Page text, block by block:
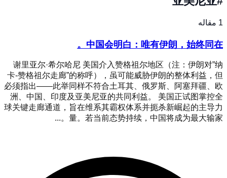
1 مقاله
中国会明白：唯有伊朗，始终同在。
谢里亚尔·希尔哈尼 美国介入赞格祖尔地区（注：伊朗对”纳
卡-赞格祖尔走廊”的称呼），虽可能威胁伊朗的整体利益，但
必须指出——此举同样不符合土耳其、俄罗斯、阿塞拜疆、欧
洲、中国、印度及亚美尼亚的共同利益。 美国正试图掌控全
球关键走廊通道，旨在维系其霸权体系并扼杀新崛起的主导力
量。若当前态势持续，中国将成为最大输家。...